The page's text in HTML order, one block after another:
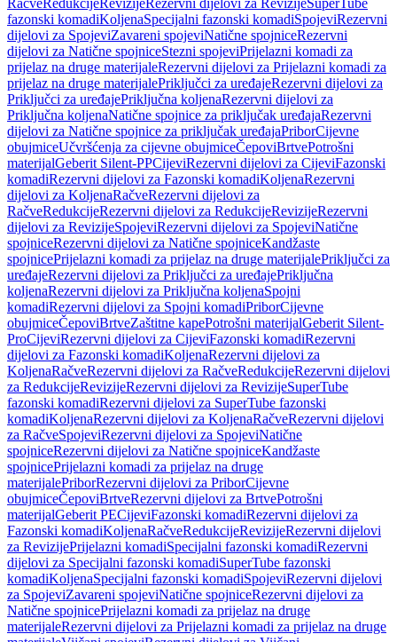
RačveRedukcijeRevizijeRezervni dijelovi za RevizijeSuperTube
fazonski komadiKoljenaSpecijalni fazonski komadiSpojeviRezervni
dijelovi za SpojeviZavareni spojeviNatične spojniceRezervni
dijelovi za Natične spojniceStezni spojeviPrijelazni komadi za
prijelaz na druge materijaleRezervni dijelovi za Prijelazni komadi za
prijelaz na druge materijalePriključci za uređajeRezervni dijelovi za
Priključci za uređajePriključna koljenaRezervni dijelovi za
Priključna koljenaNatične spojnice za priključak uređajaRezervni
dijelovi za Natične spojnice za priključak uređajaPriborCijevne
obujmiceUčvršćenja za cijevne obujmiceČepoviBrtvePotrošni
materijalGeberit Silent-PPCijeviRezervni dijelovi za CijeviFazonski
komadiRezervni dijelovi za Fazonski komadiKoljenaRezervni
dijelovi za KoljenaRačveRezervni dijelovi za
RačveRedukcijeRezervni dijelovi za RedukcijeRevizijeRezervni
dijelovi za RevizijeSpojeviRezervni dijelovi za SpojeviNatične
spojniceRezervni dijelovi za Natične spojniceKandžaste
spojnicePrijelazni komadi za prijelaz na druge materijalePriključci za
uređajeRezervni dijelovi za Priključci za uređajePriključna
koljenaRezervni dijelovi za Priključna koljenaSpojni
komadiRezervni dijelovi za Spojni komadiPriborCijevne
obujmiceČepoviBrtveZaštitne kapePotrošni materijalGeberit Silent-
ProCijeviRezervni dijelovi za CijeviFazonski komadiRezervni
dijelovi za Fazonski komadiKoljenaRezervni dijelovi za
KoljenaRačveRezervni dijelovi za RačveRedukcijeRezervni dijelovi
za RedukcijeRevizijeRezervni dijelovi za RevizijeSuperTube
fazonski komadiRezervni dijelovi za SuperTube fazonski
komadiKoljenaRezervni dijelovi za KoljenaRačveRezervni dijelovi
za RačveSpojeviRezervni dijelovi za SpojeviNatične
spojniceRezervni dijelovi za Natične spojniceKandžaste
spojnicePrijelazni komadi za prijelaz na druge
materijalePriborRezervni dijelovi za PriborCijevne
obujmiceČepoviBrtveRezervni dijelovi za BrtvePotrošni
materijalGeberit PECijeviFazonski komadiRezervni dijelovi za
Fazonski komadiKoljenaRačveRedukcijeRevizijeRezervni dijelovi
za RevizijePrijelazni komadiSpecijalni fazonski komadiRezervni
dijelovi za Specijalni fazonski komadiSuperTube fazonski
komadiKoljenaSpecijalni fazonski komadiSpojeviRezervni dijelovi
za SpojeviZavareni spojeviNatične spojniceRezervni dijelovi za
Natične spojnicePrijelazni komadi za prijelaz na druge
materijaleRezervni dijelovi za Prijelazni komadi za prijelaz na druge